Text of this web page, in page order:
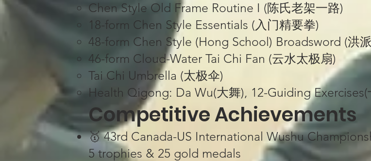
Chen Style Old Frame Routine I (陈氏老架一路)
18-form Chen Style Essentials (入门精要拳)
48-form Chen Style (Hong School) Broadsword (洪
46-form Cloud-Water Tai Chi Fan (云水太极扇)
Tai Chi Umbrella (太极伞)
Health Qigong: Da Wu(大舞), 12-Guiding
​​Competitive Achievements​​
🥇 ​​43rd Canada-US International Wushu
​​5 trophies & 25 gold medals​​